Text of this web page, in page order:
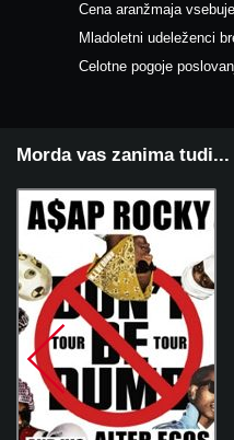
Cena aranžmaja
Mladoletni udeleženci
Celotne pogoje
Morda vas zanima tudi...